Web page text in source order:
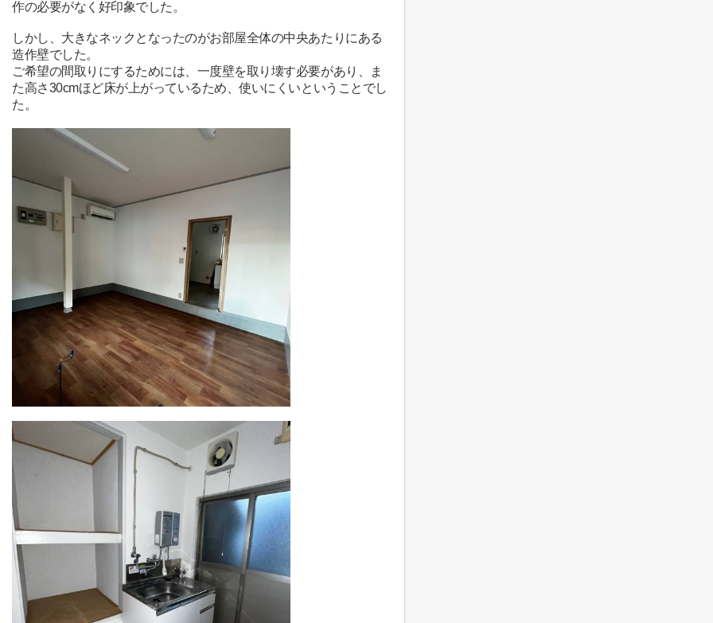
作の必要がなく好印象でした。
しかし、大きなネックとなったのがお部屋全体の中央あたりにある
造作壁でした。
ご希望の間取りにするためには、一度壁を取り壊す必要があり、ま
た高さ30cmほど床が上がっているため、使いにくいということでし
た。